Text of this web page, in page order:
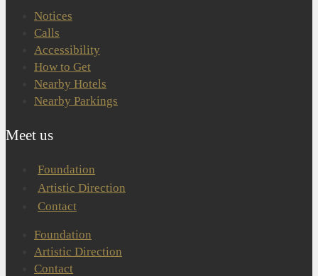
Notices
Calls
Accessibility
How to Get
Nearby Hotels
Nearby Parkings
Meet us
Foundation
Artistic Direction
Contact
Foundation
Artistic Direction
Contact